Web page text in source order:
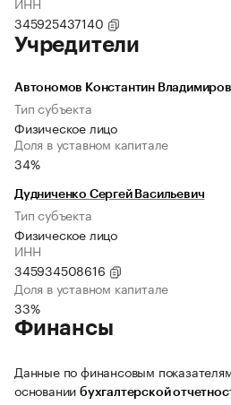
345925437140
Учредители
Автономов Константин
Тип субъекта
Физическое лицо
Доля в уставном капитале
34%
Дудниченко Сергей Васильевич
Тип субъекта
Физическое лицо
ИНН
345934508616
Доля в уставном капитале
33%
Финансы
Данные по финансовым
основании бухгалтерской